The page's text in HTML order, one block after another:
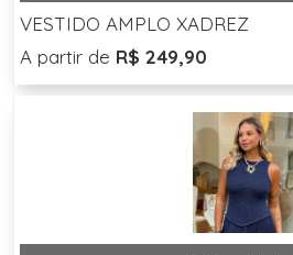
VESTIDO AMPLO XADREZ
A partir de R$ 249,90